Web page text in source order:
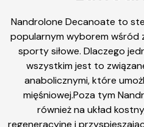
Nandrolone Decanoate to
popularnym wyborem wśród
sporty siłowe. Dlaczego
wszystkim jest to
anabolicznymi, które
mięśniowej.Poza tym
również na układ
regeneracyjne i